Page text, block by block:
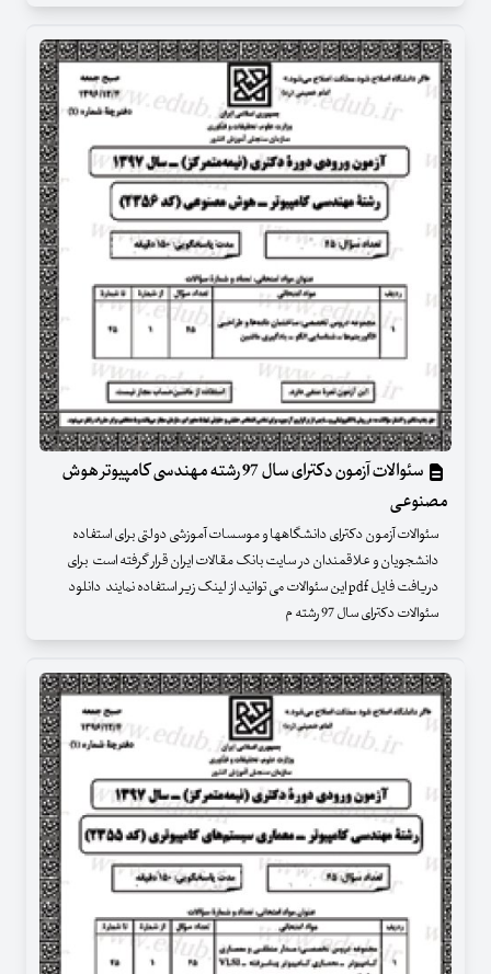
سئوالات آزمون دکترای سال 97 رشته مهندسی کامپیوتر هوش
مصنوعی
سئوالات آزمون دکترای دانشگاهها و موسسات آموزشی دولتی برای استفاده
دانشجویان و علاقمندان در سایت بانک مقالات ایران قرار گرفته است برای
دریافت فایل pdf این سئوالات می توانید از لینک زیر استفاده نمایند دانلود
سئوالات دکترای سال 97 رشته م